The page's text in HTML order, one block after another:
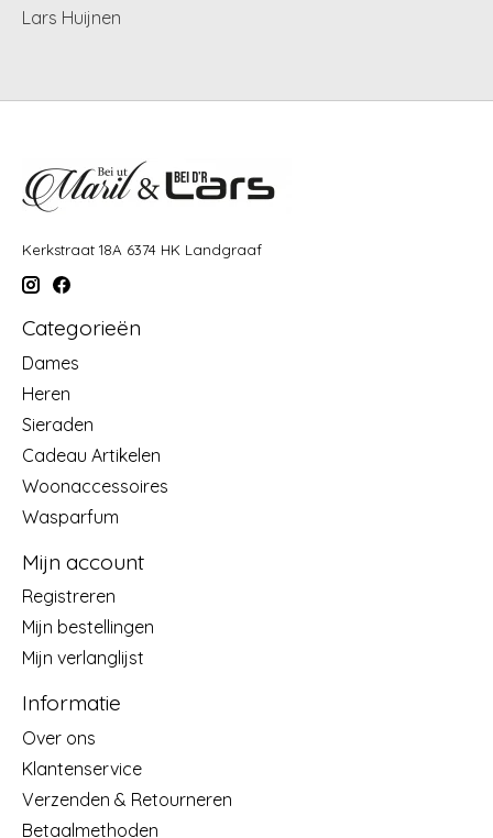
Lars Huijnen
Kerkstraat 18A 6374 HK Landgraaf
Categorieën
Dames
Heren
Sieraden
Cadeau Artikelen
Woonaccessoires
Wasparfum
Mijn account
Registreren
Mijn bestellingen
Mijn verlanglijst
Informatie
Over ons
Klantenservice
Verzenden & Retourneren
Betaalmethoden